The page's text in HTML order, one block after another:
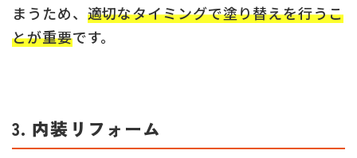
まうため、 適切なタイミングで塗り替えを行うこ
とが重要です。
3. 内装リフォーム